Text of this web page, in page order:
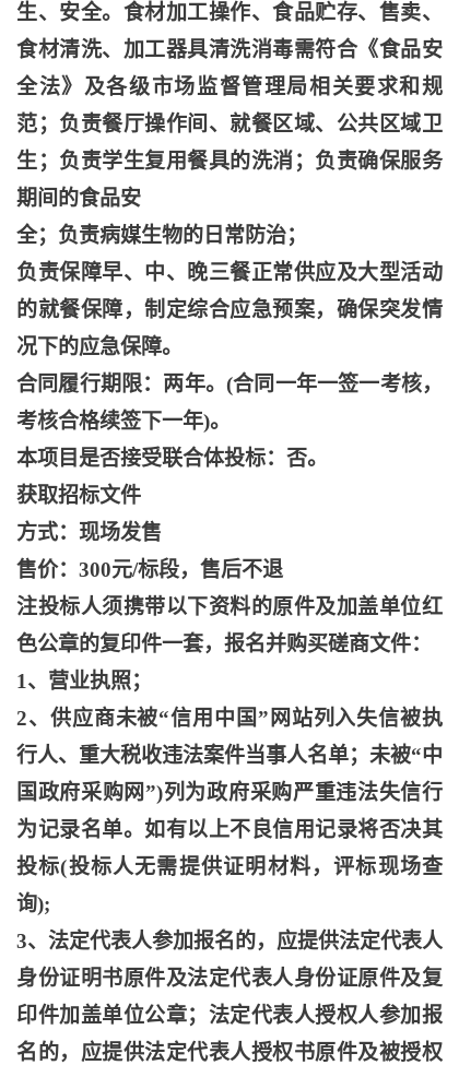
生、安全。食材加工操作、食品贮存、售卖、
食材清洗、加工器具清洗消毒需符合《食品安
全法》及各级市场监督管理局相关要求和规
范；负责餐厅操作间、就餐区域、公共区域卫
生；负责学生复用餐具的洗消；负责确保服务
期间的食品安
全；负责病媒生物的日常防治；
负责保障早、中、晚三餐正常供应及大型活动
的就餐保障，制定综合应急预案，确保突发情
况下的应急保障。
合同履行期限：两年。 (合同一年一签一考核，
考核合格续签下一年)。
本项目是否接受联合体投标：否。
获取招标文件
方式：现场发售
售价： 300元/标段，售后不退
注投标人须携带以下资料的原件及加盖单位红
色公章的复印件一套，报名并购买磋商文件：
1、营业执照；
2、供应商未被“信用中国”网站列入失信被执
行人、重大税收违法案件当事人名单；未被“中
国政府采购网”)列为政府采购严重违法失信行
为记录名单。如有以上不良信用记录将否决其
投标(投标人无需提供证明材料，评标现场查
询);
3、法定代表人参加报名的，应提供法定代表人
身份证明书原件及法定代表人身份证原件及复
印件加盖单位公章；法定代表人授权人参加报
名的，应提供法定代表人授权书原件及被授权